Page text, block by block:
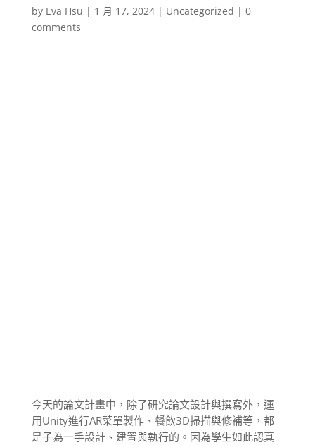
by Eva Hsu | 1 月 17, 2024| Uncategorized | 0
comments
今天的論文計畫中，除了研究論文設計與撰寫外，運
用Unity進行AR菜單製作、餐飲3D掃描與修補等，都
是子為一手設計、建置與執行的。因為學生如此認真